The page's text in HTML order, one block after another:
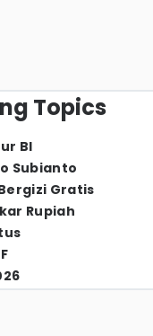
Topics
BI
Subianto
Gratis
Rupiah